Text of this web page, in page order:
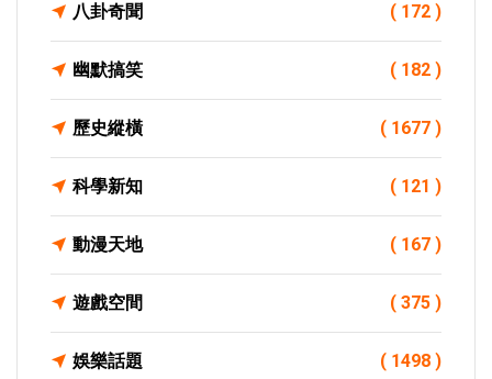
八卦奇聞 ( 172 )
幽默搞笑 ( 182 )
歷史縱橫 ( 1677 )
科學新知 ( 121 )
動漫天地 ( 167 )
遊戲空間 ( 375 )
娛樂話題 ( 1498 )